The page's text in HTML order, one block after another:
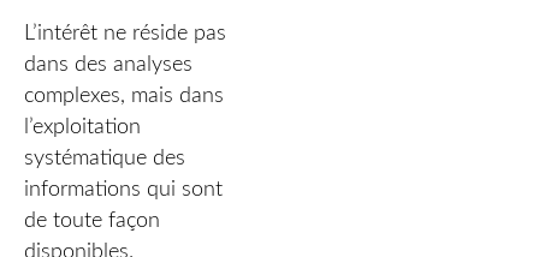
L’intérêt ne réside pas
dans des analyses
complexes, mais dans
l’exploitation
systématique des
informations qui sont
de toute façon
disponibles.